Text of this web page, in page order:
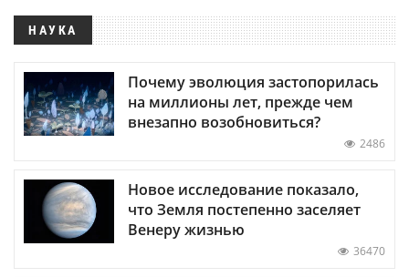
НАУКА
Почему эволюция застопорилась
на миллионы лет, прежде чем
внезапно возобновиться?
2486
Новое исследование показало,
что Земля постепенно заселяет
Венеру жизнью
36470